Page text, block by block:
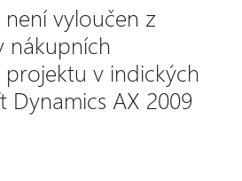
vyloučen z
nákupních
v indických
Dynamics AX 2009